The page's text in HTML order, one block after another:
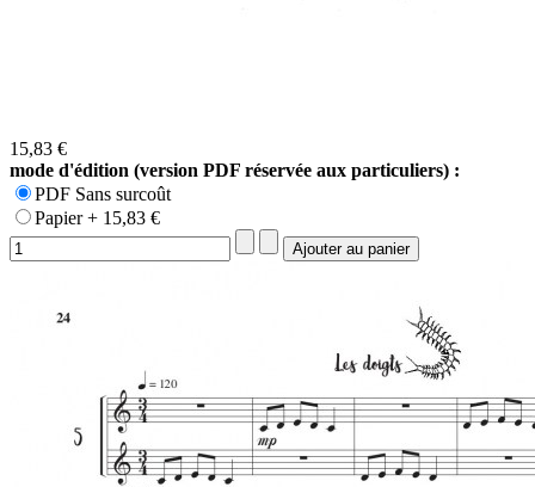
15,83 €
mode d'édition (version PDF réservée aux particuliers) :
PDF Sans surcoût
Papier + 15,83 €